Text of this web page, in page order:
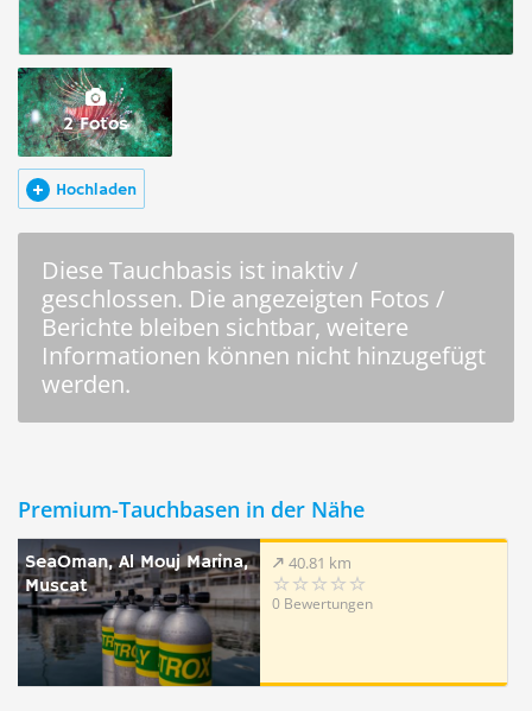
2 Fotos
Hochladen
Diese Tauchbasis ist inaktiv /
geschlossen. Die angezeigten Fotos /
Berichte bleiben sichtbar, weitere
Informationen können nicht hinzugefügt
werden.
Premium-Tauchbasen in der Nähe
SeaOman, Al Mouj Marina,
Muscat
40.81 km
0 Bewertungen